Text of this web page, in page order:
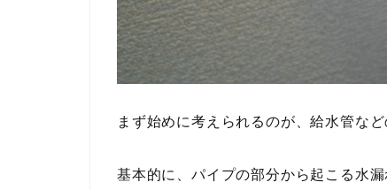
まず始めに考えられるのが、給水管な
基本的に、パイプの部分から起こる水